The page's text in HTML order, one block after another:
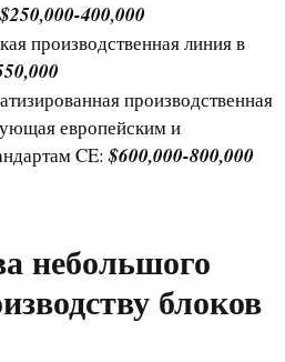
$250,000-400,000
производственная линия в
производственная
европейским и
CE:$600,000-800,000
небольшого
блоков